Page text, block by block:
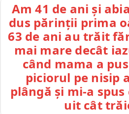
Am 41 de ani și
dus părinții prima
63 de ani au trăit
mai mare decât
când mama a
piciorul pe nisip
plângă și mi-a spus
uit cât